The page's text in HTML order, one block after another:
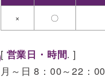
× 〇
[ 営業日・時間. ]
月～日 8：00～22：00